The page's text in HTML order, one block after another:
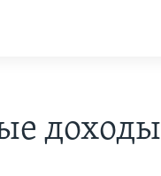
доходы